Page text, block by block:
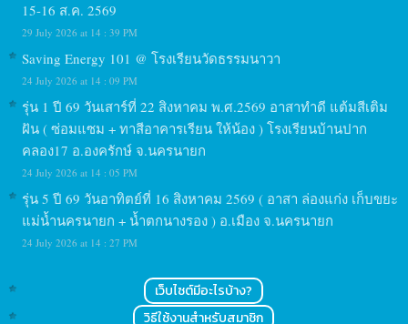
15-16 ส.ค. 2569
29 July 2026 at 14 : 39 PM
Saving Energy 101 @ โรงเรียนวัดธรรมนาวา
24 July 2026 at 14 : 09 PM
รุ่น 1 ปี 69 วันเสาร์ที่ 22 สิงหาคม พ.ศ.2569 อาสาทำดี แต้มสีเติม
ฝัน ( ซ่อมแซม + ทาสีอาคารเรียน ให้น้อง ) โรงเรียนบ้านปาก
คลอง17 อ.องครักษ์ จ.นครนายก
24 July 2026 at 14 : 05 PM
รุ่น 5 ปี 69 วันอาทิตย์ที่ 16 สิงหาคม 2569 ( อาสา ล่องแก่ง เก็บขยะ
แม่น้ำนครนายก + น้ำตกนางรอง ) อ.เมือง จ.นครนายก
24 July 2026 at 14 : 27 PM
เว็บไซต์มีอะไรบ้าง?
วิธีใช้งานสำหรับสมาชิก